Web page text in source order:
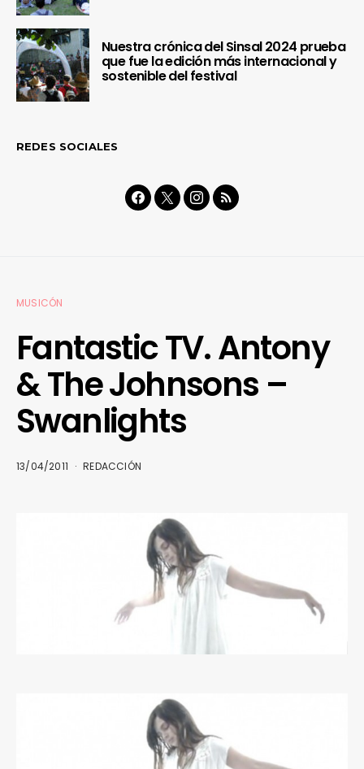
Nuestra crónica del Sinsal 2024 prueba
que fue la edición más internacional y
sostenible del festival
REDES SOCIALES
MUSICÓN
Fantastic TV. Antony
& The Johnsons –
Swanlights
13/04/2011 REDACCIÓN